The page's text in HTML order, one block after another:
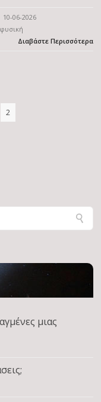
10-06-2026
Διαβάστε Περισσότερα
2
μιας